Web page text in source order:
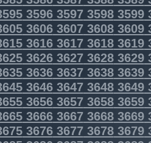
3596359735983599
3606360736083609
3616361736183619
3626362736283629
3636363736383639
3646364736483649
3656365736583659
3666366736683669
3676367736783679